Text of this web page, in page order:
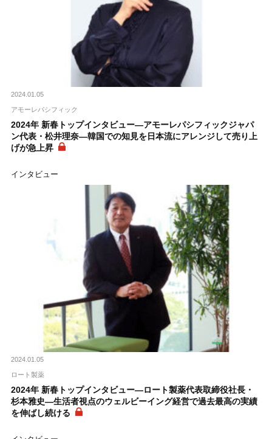
2024.01.05
アモーレパシフィック
2024年 新春トップインタビュー―アモーレパシフィックジャパ
ン代表・松井理奈―韓国での知見を日本流にアレンジして売り上
げが急上昇
インタビュー
2024.01.05
ロート製薬
2024年 新春トップインタビュー―ロート製薬代表取締役社長・
杉本雅史―生活者視点のウェルビーイング経営で過去最高の実績
を伸ばし続ける